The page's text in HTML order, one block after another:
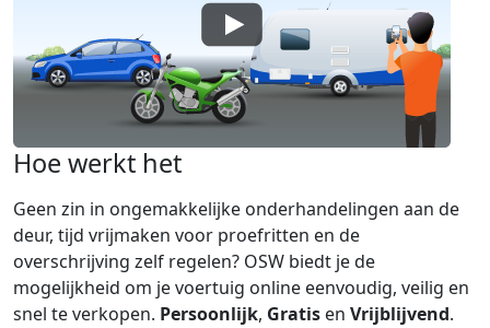
Hoe werkt het
Geen zin in ongemakkelijke onderhandelingen aan de
deur, tijd vrijmaken voor proefritten en de
overschrijving zelf regelen? OSW biedt je de
mogelijkheid om je voertuig online eenvoudig, veilig en
snel te verkopen. Persoonlijk, Gratis en Vrijblijvend.